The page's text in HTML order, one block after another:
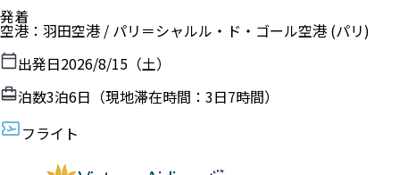
発着
空港 ： 羽田空港 / パリ＝シャルル・ド・ゴール空港 (パリ)
出発日2026/8/15（土）
泊数3泊6日（現地滞在時間： 3日7時間）
フライト